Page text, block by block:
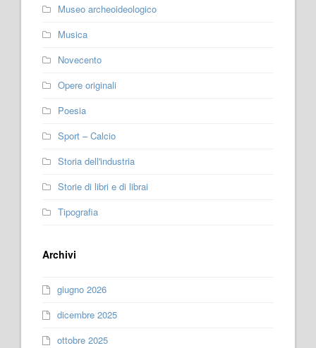
Museo archeoideologico
Musica
Novecento
Opere originali
Poesia
Sport – Calcio
Storia dell'industria
Storie di libri e di librai
Tipografia
Archivi
giugno 2026
dicembre 2025
ottobre 2025